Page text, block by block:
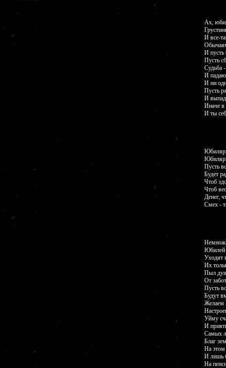
Ax,
И все-
И пусть
Пусть
Судьба
И
И ни
Пусть
И
Иначе в
И ты
Пусть
Будет
Чтоб
Чтоб
Денег,
Смех -
Юбилей
Уходят
Их
Пыл
От
Пусть
Будут
Желаем
Уйму
И
Самых
Благ
На этом
И лишь
На